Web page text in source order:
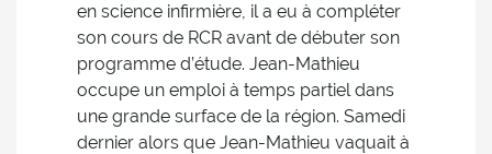
en science infirmière, il a eu à compléter
son cours de RCR avant de débuter son
programme d’étude. Jean-Mathieu
occupe un emploi à temps partiel dans
une grande surface de la région. Samedi
dernier alors que Jean-Mathieu vaquait à